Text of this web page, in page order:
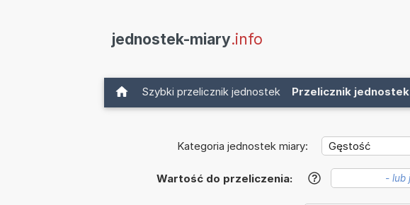
jednostek-miary.info
Szybki przelicznik jednostek Przelicznik jednostek
Kategoria jednostek miary:
Wartość do przeliczenia: ?